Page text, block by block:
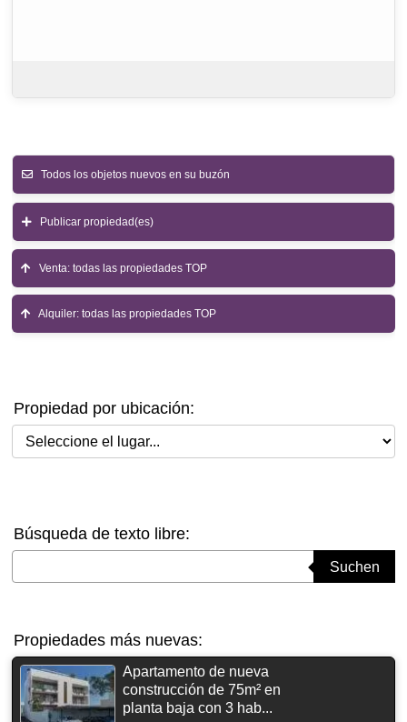
Todos los objetos nuevos en su buzón
Publicar propiedad(es)
Venta: todas las propiedades TOP
Alquiler: todas las propiedades TOP
Propiedad por ubicación:
Seleccione el lugar
Búsqueda de texto libre:
Suchen
Propiedades más nuevas:
Apartamento de nueva
construcción de 75m² en
planta baja con 3 hab...